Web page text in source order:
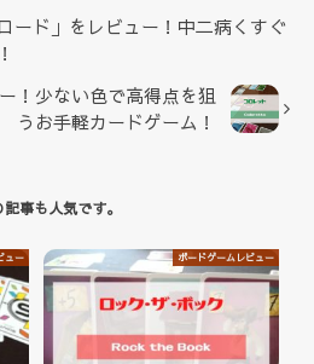
ード」をレビュー！中二病くすぐ
！少ない色で高得点を狙
うお手軽カードゲーム！
記事も人気です。
ュー ボードゲームレビュー